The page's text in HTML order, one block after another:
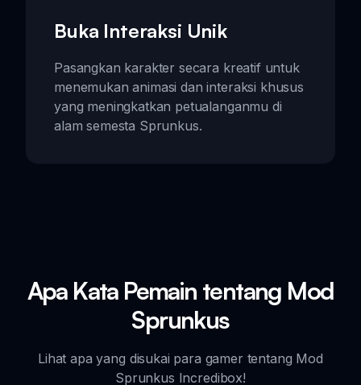
Buka Interaksi Unik
Pasangkan karakter secara kreatif untuk
menemukan animasi dan interaksi khusus
yang meningkatkan petualanganmu di
alam semesta Sprunkus.
Apa Kata Pemain tentang Mod
Sprunkus
Lihat apa yang disukai para gamer tentang Mod
Sprunkus Incredibox!